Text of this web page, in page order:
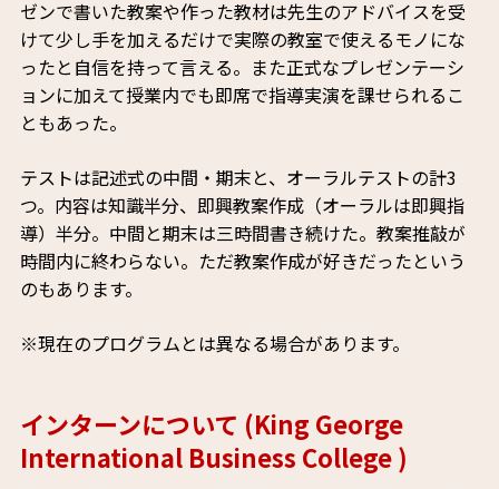
ゼンで書いた教案や作った教材は先生のアドバイスを受
けて少し手を加えるだけで実際の教室で使えるモノにな
ったと自信を持って言える。また正式なプレゼンテーシ
ョンに加えて授業内でも即席で指導実演を課せられるこ
ともあった。
テストは記述式の中間・期末と、オーラルテストの計3
つ。内容は知識半分、即興教案作成（オーラルは即興指
導）半分。中間と期末は三時間書き続けた。教案推敲が
時間内に終わらない。ただ教案作成が好きだったという
のもあります。
※現在のプログラムとは異なる場合があります。
インターンについて (King George
International Business College )